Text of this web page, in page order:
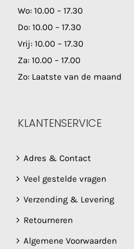
Wo: 10.00 – 17.30
Do: 10.00 – 17.30
Vrij: 10.00 – 17.30
Za: 10.00 – 17.00
Zo: Laatste van de maand
KLANTENSERVICE
Adres & Contact
Veel gestelde vragen
Verzending & Levering
Retourneren
Algemene Voorwaarden